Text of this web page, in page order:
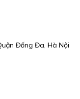
Đống Đa, Hà Nội